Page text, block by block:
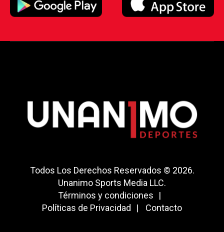
Todos Los Derechos Reservados © 2026.
Unanimo Sports Media LLC.
Términos y condiciones
Políticas de Privacidad
Contacto